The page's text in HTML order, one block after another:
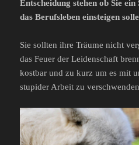
Entscheidung stehen ob Sie
das Berufsleben einsteigen
Sie sollten ihre Träume nicht
das Feuer der Leidenschaft
kostbar und zu kurz um es mit
stupider Arbeit zu